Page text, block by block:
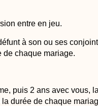
entre en jeu.
à son ou ses
de chaque mariage.
puis 2 ans avec vous,
durée de chaque